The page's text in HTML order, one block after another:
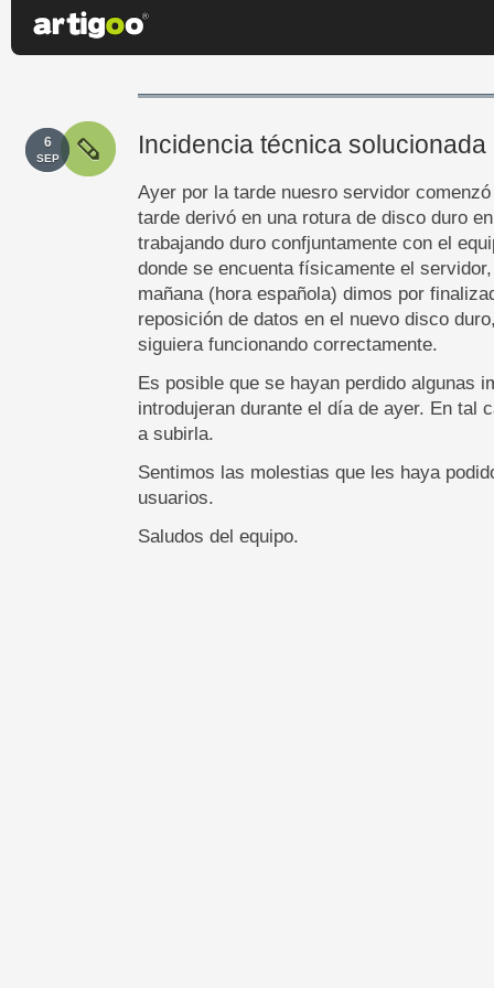
6
SEP Incidencia técnica solucionada
Ayer por la tarde nuesro servidor
tarde derivó en una rotura de disco duro
trabajando duro confjuntamente con el
donde se encuenta físicamente el
mañana (hora española) dimos por
reposición de datos en el nuevo disco
siguiera funcionando correctamente.
Es posible que se hayan perdido algunas
introdujeran durante el día de ayer. En tal
a subirla.
Sentimos las molestias que les haya
usuarios.
Saludos del equipo.